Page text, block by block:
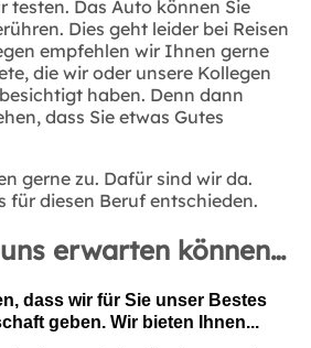
testen. Das Auto können Sie
Dies geht leider bei Reisen
empfehlen wir Ihnen gerne
die wir oder unsere Kollegen
haben. Denn dann
dass Sie etwas Gutes
gerne zu. Dafür sind wir da.
für diesen Beruf entschieden.
erwarten können…
dass wir für Sie unser Bestes
geben. Wir bieten Ihnen...